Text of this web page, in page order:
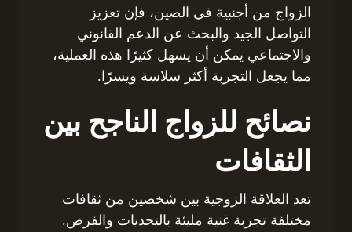
الزواج من أجنبية في الصين، فإن تعزيز
التواصل الجيد والبحث عن الدعم القانوني
والاجتماعي يمكن أن يسهل كثيرًا هذه العملية،
مما يجعل التجربة أكثر سلاسة ويسرًا.
نصائح للزواج الناجح بين
الثقافات
تعد العلاقة الزوجية بين شخصين من ثقافات
مختلفة تجربة غنية مليئة بالتحديات والفرص.